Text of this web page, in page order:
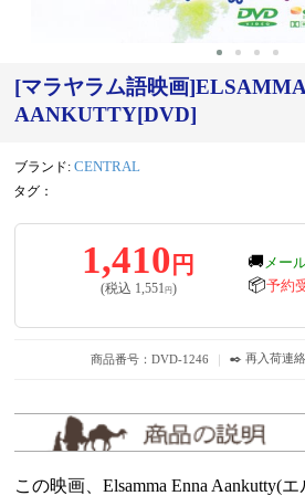
[マラヤラム語映画
AANKUTTY[DVD]
ブランド: CENTRAL
タグ：
1,410 円
(税込 1,551 円)
🚚 メー
📦予約
商品番号：DVD-1246 ｜ ✒️ 再入荷連絡
この映画、Elsamma Enna Aankutty(